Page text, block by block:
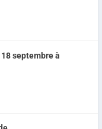
18 septembre à